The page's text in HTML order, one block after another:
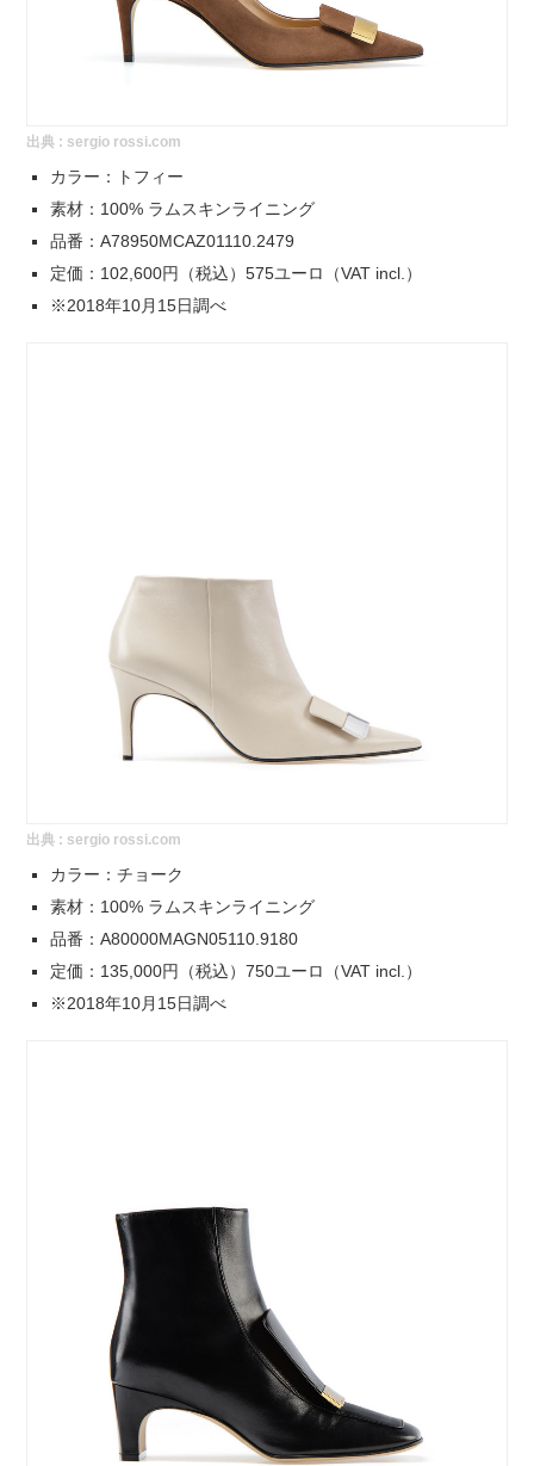
出典 : sergio rossi.com
カラー：トフィー
素材：100% ラムスキンライニング
品番：A78950MCAZ01110.2479
定価：102,600円（税込）575ユーロ（VAT incl.）
※2018年10月15日調べ
出典 : sergio rossi.com
カラー：チョーク
素材：100% ラムスキンライニング
品番：A80000MAGN05110.9180
定価：135,000円（税込）750ユーロ（VAT incl.）
※2018年10月15日調べ